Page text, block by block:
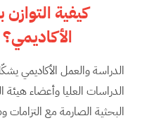
كيفية
الأكاديمي؟ 10 نصائح مهمة
الدراسة والعمل الأكاديمي
الدراسات العليا وأعضاء
البحثية الصارمة مع